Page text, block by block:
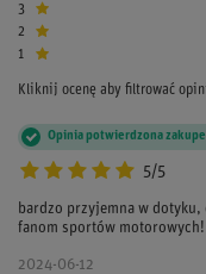
3
2
1
Kliknij ocenę aby filtrować
5/5
Opinia potwierdzona
bardzo przyjemna w
fanom sportów motorowych!
2024-06-12